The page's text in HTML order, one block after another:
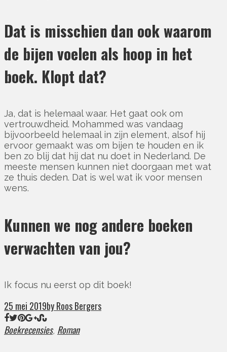
Dat is misschien dan ook waarom
de bijen voelen als hoop in het
boek. Klopt dat?
Ja, dat is helemaal waar. Het gaat ook om
vertrouwdheid. Mohammed was vandaag
bijvoorbeeld helemaal in zijn element, alsof hij
ervoor gemaakt was om bijen te houden en ik
ben zo blij dat hij dat nu doet in Nederland. De
meeste mensen kunnen niet doorgaan met wat
ze thuis deden. Dat is wel wat ik voor mensen
wens.
Kunnen we nog andere boeken
verwachten van jou?
Ik focus nu eerst op dit boek!
25 mei 2019by Roos Bergers
Boekrecensies, Roman